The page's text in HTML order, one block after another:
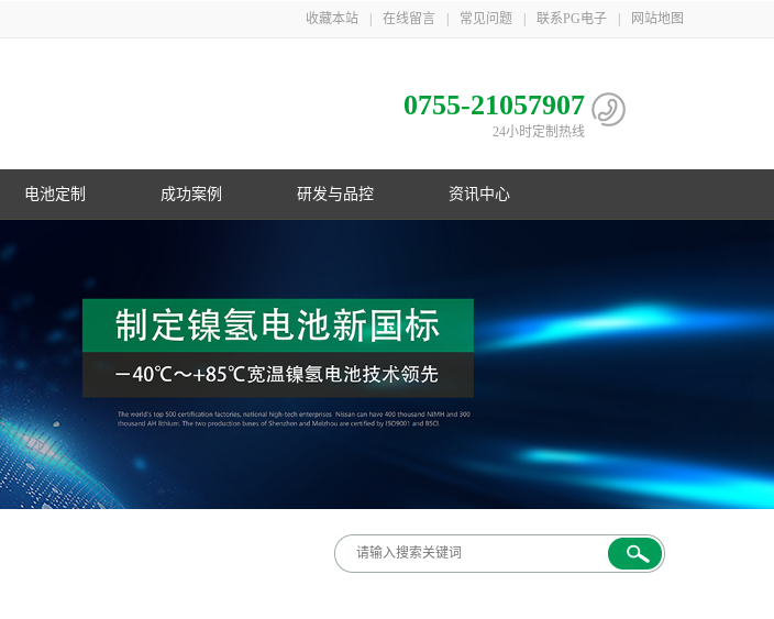
收藏本站 在线留言 常见问题 联系PG电子 网站地图
0755-21057907
24小时定制热线
电池定制 成功案例 研发与品控 资讯中心
镍氢电池国家标准主导
参与多项锂电池行业国
PG游戏官网是镍氢电池国家标准主导
修订单位，并参与多项锂电池行业国
家标准的制定
医疗设备
蓝牙音响
能灯具
数码锂电池领域采用改性锰酸锂电池
专家团队
科研专利
电池定制
品质管控
106项，其中发明专利33项，并获得
PG电子荣誉
PG电子简介
企业文化
联系PG电子
深圳、梅州、江苏三地自建生产基
PG电子动态
行业资讯
常见问答
术支持
展会信息
合作伙伴
布欧美、东南亚以及国内